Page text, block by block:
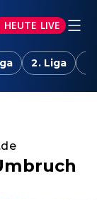
HEUTE LIVE
2. Liga